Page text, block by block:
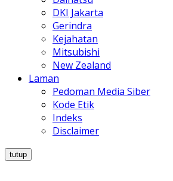
DKI Jakarta
Gerindra
Kejahatan
Mitsubishi
New Zealand
Laman
Pedoman Media Siber
Kode Etik
Indeks
Disclaimer
tutup